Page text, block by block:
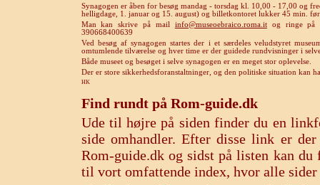
Synagogen er åben for besøg mandag - torsdag kl. 10,00 - 17,00 og
helligdage, 1. januar og 15. august) og billetkontoret lukker 45 min.
Man kan skrive på mail info@museoebraico.roma.itog ringe på
390668400639
Ved besøg af synagogen startes der i et særdeles veludstyret
omtumlende tilværelse og hver time er der guidede rundvisninger i
Både museet og besøget i selve synagogen er en meget stor oplevelse.
Der er store sikkerhedsforanstaltninger, og den politiske situation kan
HK
Find rundt på Rom-guide.dk
Ude til højre på siden finder du en
side omhandler. Efter disse link er
Rom-guide.dk og sidst på listen kan
til vort omfattende index, hvor alle